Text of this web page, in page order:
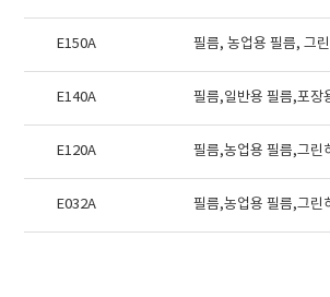
E150A 필름, 농업용 필름, 그
E140A 필름,일반용 필름,포장
E120A 필름,농업용 필름,그린
E032A 필름,농업용 필름,그린